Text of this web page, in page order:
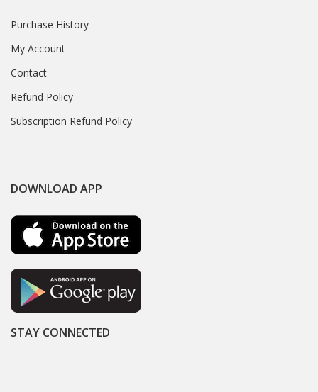
Purchase History
My Account
Contact
Refund Policy
Subscription Refund Policy
DOWNLOAD APP
STAY CONNECTED